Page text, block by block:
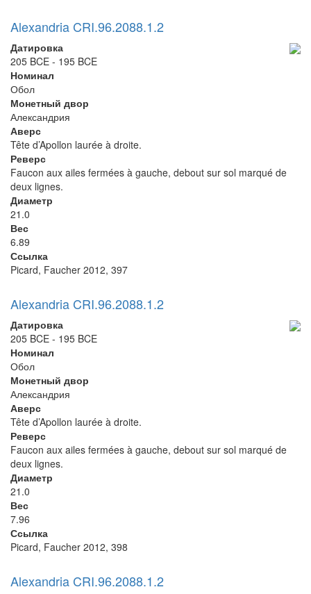
Alexandria CRI.96.2088.1.2
Датировка
205 BCE - 195 BCE
Номинал
Обол
Монетный двор
Александрия
Аверс
Tête d’Apollon laurée à droite.
Реверс
Faucon aux ailes fermées à gauche, debout sur sol marqué de
deux lignes.
Диаметр
21.0
Вес
6.89
Ссылка
Picard, Faucher 2012, 397
Alexandria CRI.96.2088.1.2
Датировка
205 BCE - 195 BCE
Номинал
Обол
Монетный двор
Александрия
Аверс
Tête d’Apollon laurée à droite.
Реверс
Faucon aux ailes fermées à gauche, debout sur sol marqué de
deux lignes.
Диаметр
21.0
Вес
7.96
Ссылка
Picard, Faucher 2012, 398
Alexandria CRI.96.2088.1.2